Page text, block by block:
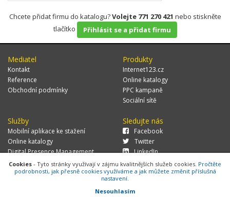
Chcete přidat firmu do katalogu?Volejte 771 270 421 nebo stiskněte
tlačítko
Přihlásit se a přidat firmu
Mediatel
Kontakt
Reference
Obchodní podmínky
Produkty
Internet123.cz
Online katalogy
PPC kampaně
Sociální sítě
Služby
Mobilní aplikace ke stažení
Online katalogy
Digital Presence Management
Více zákazníků
Sledujte nás
Facebook
Twitter
LinkedIn
© 2026 MEDIATEL CZ, s.r.o.,Za Potokem 46/4, 106 00 Praha 10, tel.:
Cookies - Tyto stránky využívají v zájmu kvalitnějších služeb cookies. Pročtěte
podrobnosti, jak přesně cookies využíváme a jak můžete změnit příslušná
nastavení.
Nesouhlasím